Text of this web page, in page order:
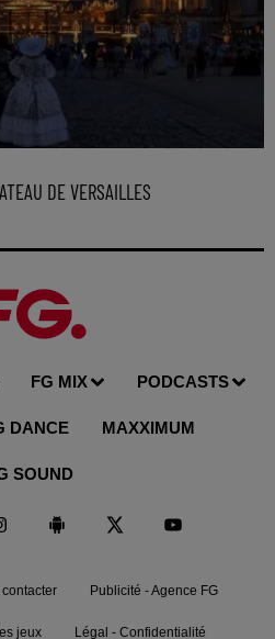
DE VERSAILLES
FG MIX PODCASTS
DANCE MAXXIMUM
SOUND
contacter Publicité - Agence FG
jeux Légal - Confidentialité